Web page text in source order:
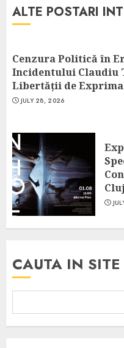
ALTE POSTARI
Cenzura Politică în
Incidentului Claudiu
Libertății de
JULY 28, 2026
CAUTA IN SITE